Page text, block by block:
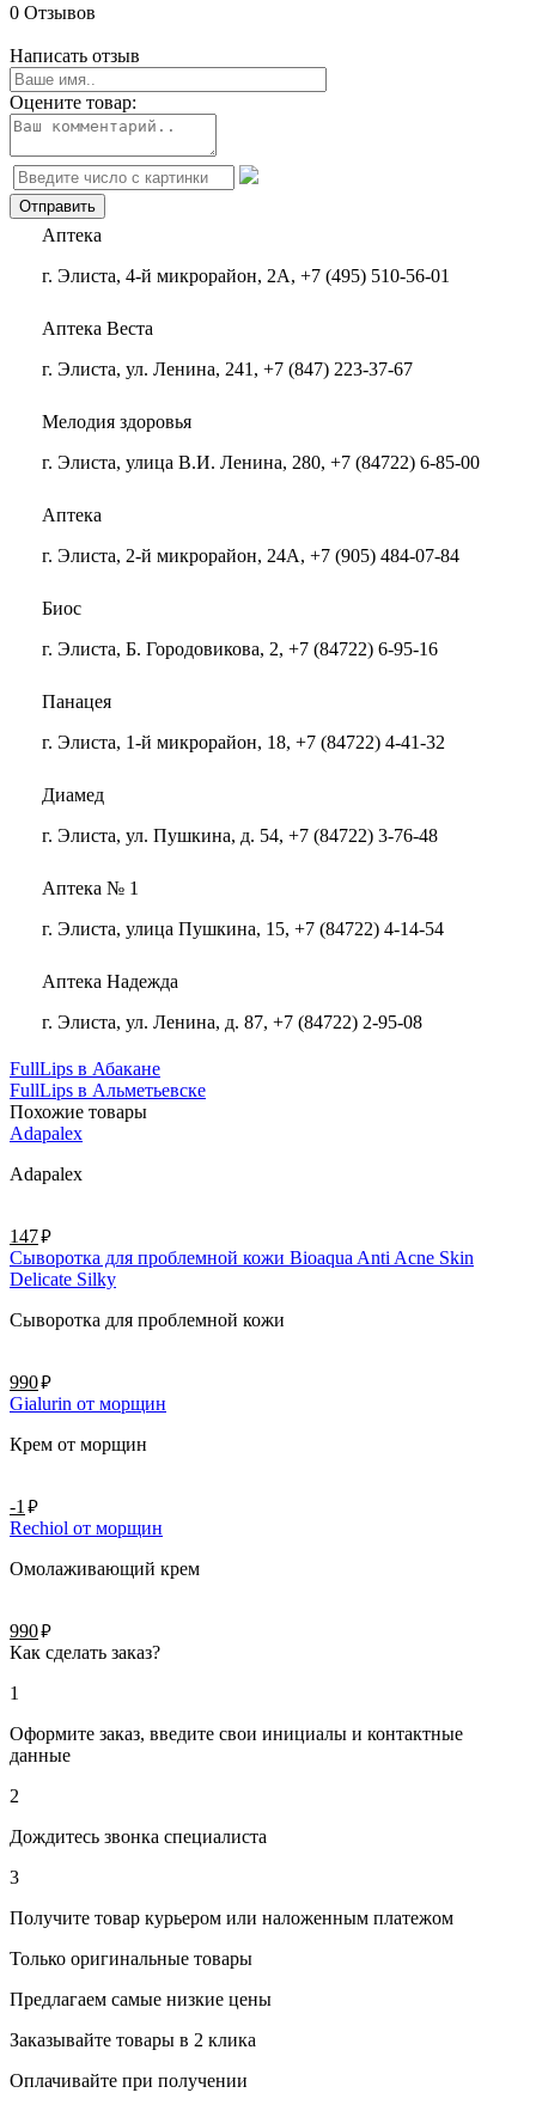
0 Отзывов
Написать отзыв
Оцените товар:
Аптека
г. Элиста, 4-й микрорайон, 2А, +7 (495) 510-56-01
Аптека Веста
г. Элиста, ул. Ленина, 241, +7 (847) 223-37-67
Мелодия здоровья
г. Элиста, улица В.И. Ленина, 280, +7 (84722) 6-85-00
Аптека
г. Элиста, 2-й микрорайон, 24А, +7 (905) 484-07-84
Биос
г. Элиста, Б. Городовикова, 2, +7 (84722) 6-95-16
Панацея
г. Элиста, 1-й микрорайон, 18, +7 (84722) 4-41-32
Диамед
г. Элиста, ул. Пушкина, д. 54, +7 (84722) 3-76-48
Аптека № 1
г. Элиста, улица Пушкина, 15, +7 (84722) 4-14-54
Аптека Надежда
г. Элиста, ул. Ленина, д. 87, +7 (84722) 2-95-08
FullLips в Абакане
FullLips в Альметьевске
Похожие товары
Adapalex
Adapalex
147руб.
Сыворотка для проблемной кожи Bioaqua Anti Acne Skin
Delicate Silky
Сыворотка для проблемной кожи
990руб.
Gialurin от морщин
Крем от морщин
-1 руб.
Rechiol от морщин
Омолаживающий крем
990руб.
Как сделать заказ?
1
Оформите заказ, введите свои инициалы и контактные
данные
2
Дождитесь звонка специалиста
3
Получите товар курьером или наложенным платежом
Только оригинальные товары
Предлагаем самые низкие цены
Заказывайте товары в 2 клика
Оплачивайте при получении